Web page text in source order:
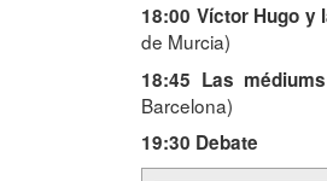
18:00 Víctor Hugo y
de Murcia)
18:45 Las
Barcelona)
19:30 Debate